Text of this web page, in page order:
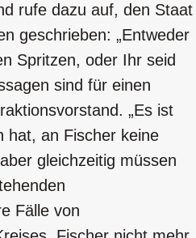
rufe dazu auf, den Staat
geschrieben: „Entweder
Spritzen, oder Ihr seid
sind für einen
„Es ist
hat, an Fischer keine
gleichzeitig müssen
Fälle von